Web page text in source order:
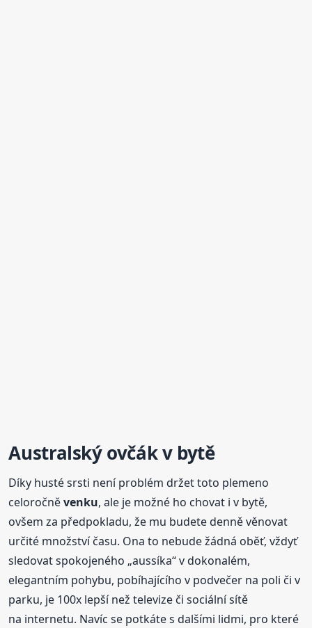
Australský ovčákv bytě
Díky husté srsti není problém držet toto plemeno
celoročněvenku, ale je možné ho chovat i v bytě,
ovšem za předpokladu, že mu budete denně věnovat
určité množství času. Ona to nebude žádná oběť, vždyť
sledovat spokojeného „aussíka“ v dokonalém,
elegantním pohybu, pobíhajícího v podvečer na poli či v
parku, je 100x lepší než televize či sociální sítě
na internetu. Navíc se potkáte s dalšími lidmi, pro které